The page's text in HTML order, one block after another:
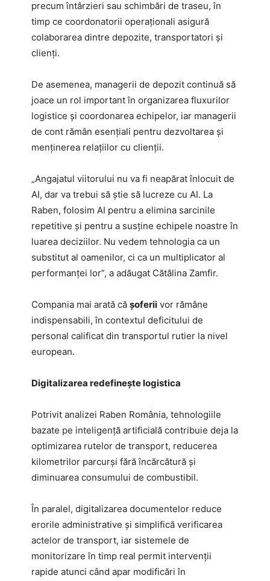
precum întârzieri sau schimbări de traseu, în
timp ce coordonatorii operaționali asigură
colaborarea dintre depozite, transportatori și
clienți.
De asemenea, managerii de depozit continuă să
joace un rol important în organizarea fluxurilor
logistice și coordonarea echipelor, iar managerii
de cont rămân esențiali pentru dezvoltarea și
menținerea relațiilor cu clienții.
„Angajatul viitorului nu va fi neapărat înlocuit de
AI, dar va trebui să știe să lucreze cu AI. La
Raben, folosim AI pentru a elimina sarcinile
repetitive și pentru a susține echipele noastre în
luarea deciziilor. Nu vedem tehnologia ca un
substitut al oamenilor, ci ca un multiplicator al
performanței lor”, a adăugat Cătălina Zamfir.
Compania mai arată că șoferii vor rămâne
indispensabili, în contextul deficitului de
personal calificat din transportul rutier la nivel
european.
Digitalizarea redefinește logistica
Potrivit analizei Raben România, tehnologiile
bazate pe inteligență artificială contribuie deja la
optimizarea rutelor de transport, reducerea
kilometrilor parcurși fără încărcătură și
diminuarea consumului de combustibil.
În paralel, digitalizarea documentelor reduce
erorile administrative și simplifică verificarea
actelor de transport, iar sistemele de
monitorizare în timp real permit intervenții
rapide atunci când apar modificări în